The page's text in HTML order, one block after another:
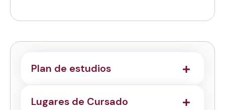
Plan de estudios
Lugares de Cursado